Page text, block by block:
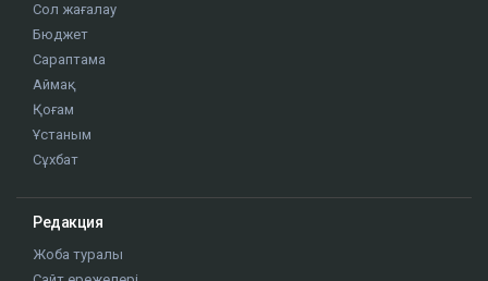
Сол жағалау
Бюджет
Сараптама
Аймақ
Қоғам
Ұстаным
Сұхбат
Редакция
Жоба туралы